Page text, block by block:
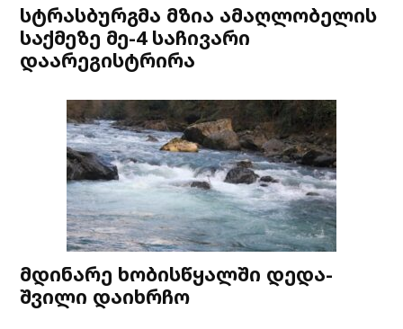
სტრასბურგმა მზია ამაღლობელის
საქმეზე მე-4 საჩივარი
დაარეგისტრირა
მდინარე ხობისწყალში დედა-
შვილი დაიხრჩო